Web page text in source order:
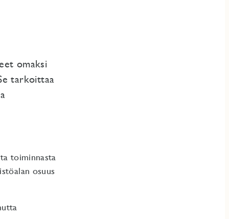
omaksi
tarkoittaa
toiminnasta
osuus